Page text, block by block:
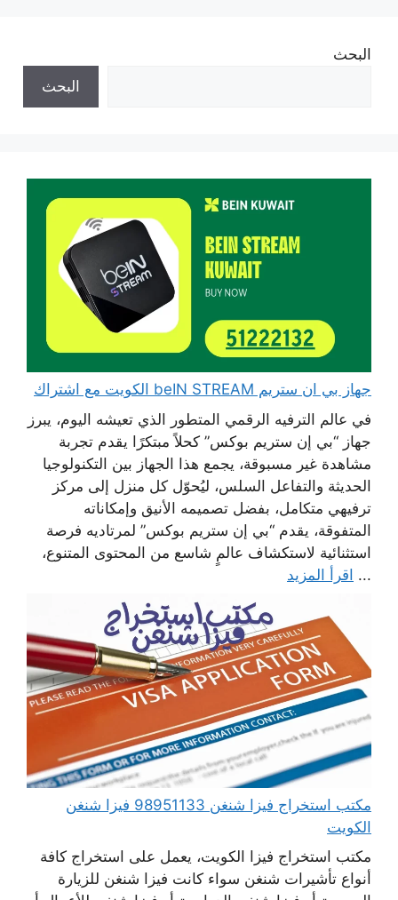
البحث
البحث
جهاز بي ان ستريم beIN STREAM الكويت مع اشتراك
في عالم الترفيه الرقمي المتطور الذي تعيشه اليوم، يبرز
جهاز “بي إن ستريم بوكس” كحلاً مبتكرًا يقدم تجربة
مشاهدة غير مسبوقة، يجمع هذا الجهاز بين التكنولوجيا
الحديثة والتفاعل السلس، ليُحوّل كل منزل إلى مركز
ترفيهي متكامل، بفضل تصميمه الأنيق وإمكاناته
المتفوقة، يقدم “بي إن ستريم بوكس” لمرتاديه فرصة
استثنائية لاستكشاف عالمٍ شاسع من المحتوى المتنوع،
... اقرأ المزيد
مكتب استخراج فيزا شنغن 98951133 فيزا شنغن
الكويت
مكتب استخراج فيزا الكويت، يعمل على استخراج كافة
أنواع تأشيرات شنغن سواء كانت فيزا شنغن للزيارة